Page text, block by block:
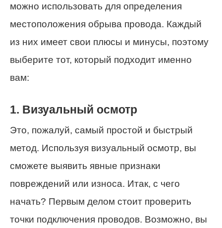
можно использовать для определения
местоположения обрыва провода. Каждый
из них имеет свои плюсы и минусы, поэтому
выберите тот, который подходит именно
вам:
1. Визуальный осмотр
Это, пожалуй, самый простой и быстрый
метод. Используя визуальный осмотр, вы
сможете выявить явные признаки
повреждений или износа. Итак, с чего
начать? Первым делом стоит проверить
точки подключения проводов. Возможно, вы